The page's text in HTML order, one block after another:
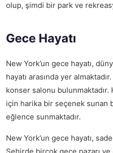
olup, şimdi bir park ve
Gece Hayatı
New York’un gece hayatı,
hayatı arasında yer
konser salonu
için harika bir seçenek sunan
eğlence sunmaktadır.
New York’un gece hayatı,